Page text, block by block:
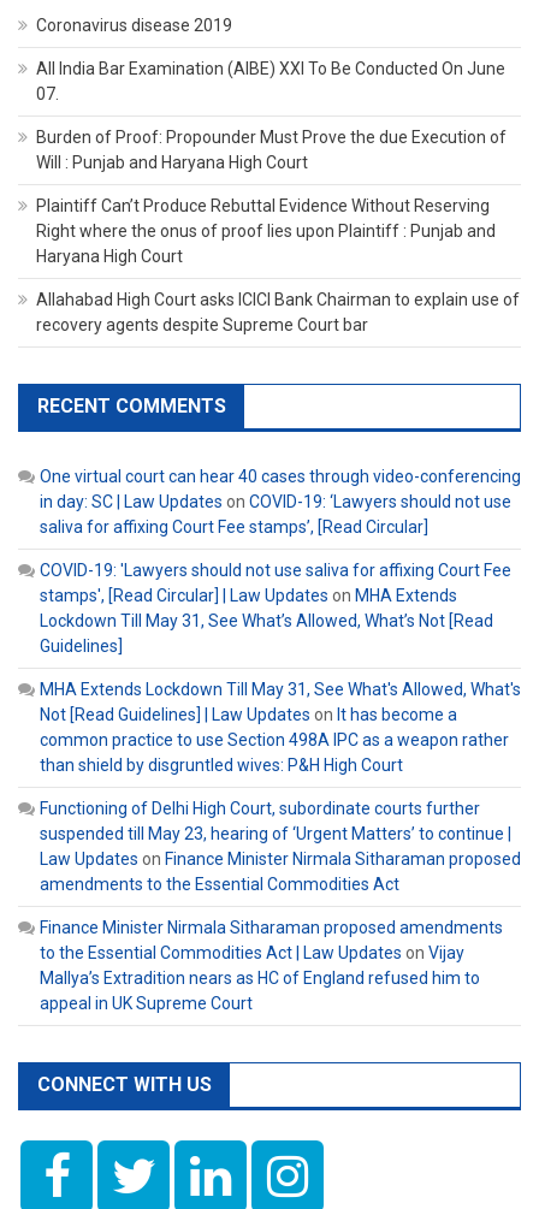
Coronavirus disease 2019
All India Bar Examination (AIBE) XXI To Be Conducted On June
07.
Burden of Proof: Propounder Must Prove the due Execution of
Will : Punjab and Haryana High Court
Plaintiff Can’t Produce Rebuttal Evidence Without Reserving
Right where the onus of proof lies upon Plaintiff : Punjab and
Haryana High Court
Allahabad High Court asks ICICI Bank Chairman to explain use of
recovery agents despite Supreme Court bar
RECENT COMMENTS
One virtual court can hear 40 cases through video-conferencing
in day: SC | Law Updates on COVID-19: ‘Lawyers should not use
saliva for affixing Court Fee stamps’, [Read Circular]
COVID-19: 'Lawyers should not use saliva for affixing Court Fee
stamps', [Read Circular] | Law Updates on MHA Extends
Lockdown Till May 31, See What’s Allowed, What’s Not [Read
Guidelines]
MHA Extends Lockdown Till May 31, See What's Allowed, What's
Not [Read Guidelines] | Law Updates on It has become a
common practice to use Section 498A IPC as a weapon rather
than shield by disgruntled wives: P&H High Court
Functioning of Delhi High Court, subordinate courts further
suspended till May 23, hearing of ‘Urgent Matters’ to continue |
Law Updates on Finance Minister Nirmala Sitharaman proposed
amendments to the Essential Commodities Act
Finance Minister Nirmala Sitharaman proposed amendments
to the Essential Commodities Act | Law Updates on Vijay
Mallya’s Extradition nears as HC of England refused him to
appeal in UK Supreme Court
CONNECT WITH US